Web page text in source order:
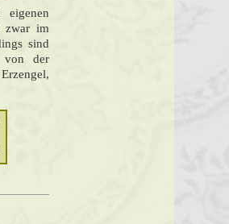
zwar im
sind
von der